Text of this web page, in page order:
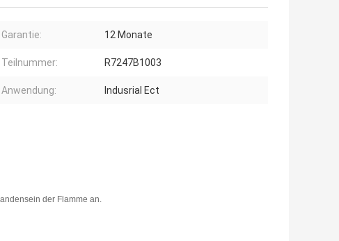
Garantie: 12 Monate
Teilnummer: R7247B1003
Anwendung: Indusrial Ect
der Flamme an.